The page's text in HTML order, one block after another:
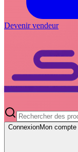
Devenir vendeur
ConnexionMon compte